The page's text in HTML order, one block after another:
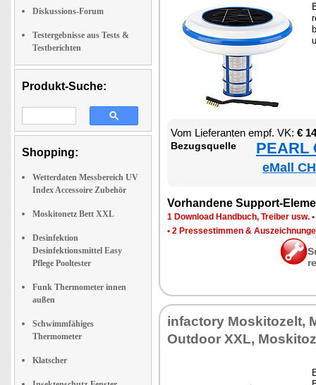
Diskussions-Forum
Testergebnisse aus Tests &
Testberichten
Produkt-Suche:
Shopping:
Wetterdaten Messbereich UV
Index Accessoire Zubehör
Moskitonetz Bett XXL
Desinfektion
Desinfektionsmittel Easy
Pflege Pooltester
Funk Thermometer innen
außen
Schwimmfähiges
Thermometer
Klatscher
Vom Lie­fe­ran­ten empf. VK: €
Be­zugs­quel­le PEARL
eMall
Vor­han­de­ne Sup­port-
1 Down­load Hand­buch, Trei­ber usw. •
• 2 Pres­se­stim­men &
in­fac­to­ry Mos­ki­to­zelt,
Out­door XXL,